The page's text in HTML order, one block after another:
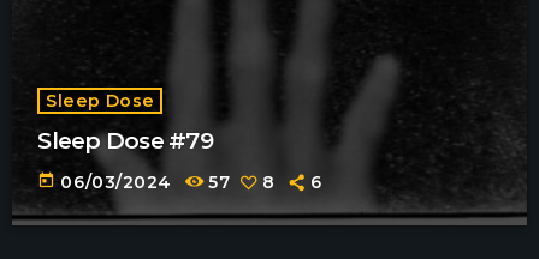
Sleep Dose
Sleep Dose #79
today 06/03/2024 57 8 6